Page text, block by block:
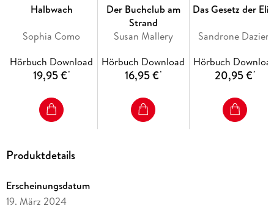
Halbwach
Sophia Como
Hörbuch Download
19,95 €*
Der Buchclub am
Strand
Susan Mallery
Hörbuch Download
16,95 €*
Das Gesetz der
Sandrone Dazieri
Hörbuch
20,95 €*
Produktdetails
Erscheinungsdatum
19. März 2024